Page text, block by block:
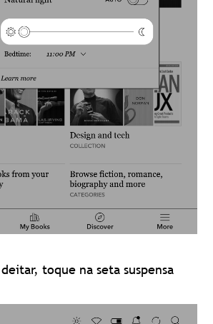
toque na seta suspensa